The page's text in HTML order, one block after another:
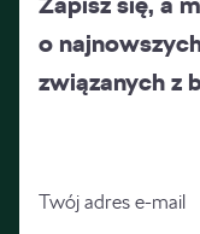
o
związanych z
Twój adres e-mail